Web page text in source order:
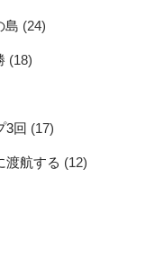
島 (24)
(18)
3回 (17)
渡航する (12)